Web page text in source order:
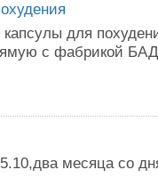
для
с фабрикой БАД
месяца со